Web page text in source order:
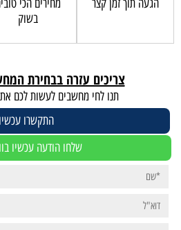
הגעה תוך זמן קצר
מחירים הכי
בשוק
צריכים עזרה בבחירת
תנו לחי מחשבים לעשות לכם את
התקשרו עכשיו
שלחו הודעה עכשיו